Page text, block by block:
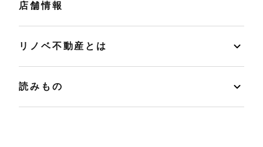
店舗情報
リノベ不動産とは
読みもの